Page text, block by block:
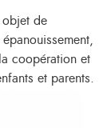
objet de
coopération et
et parents.